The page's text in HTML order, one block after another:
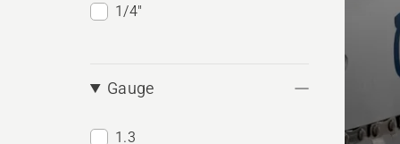
1/4"
Gauge
1.3